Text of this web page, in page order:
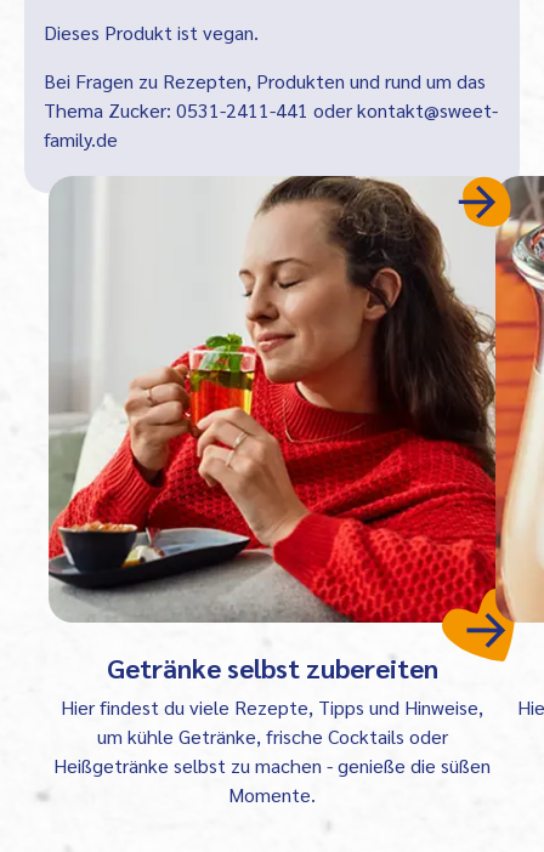
Dieses Produkt ist vegan.
Bei Fragen zu Rezepten, Produkten und rund um das
Thema Zucker: 0531-2411-441 oderkontakt@sweet-
family.de
Getränke selbst zubereiten
Hier findest du viele Rezepte, Tipps und Hinweise,
um kühle Getränke, frische Cocktails oder
Heißgetränke selbst zu machen - genieße die süßen
Momente.